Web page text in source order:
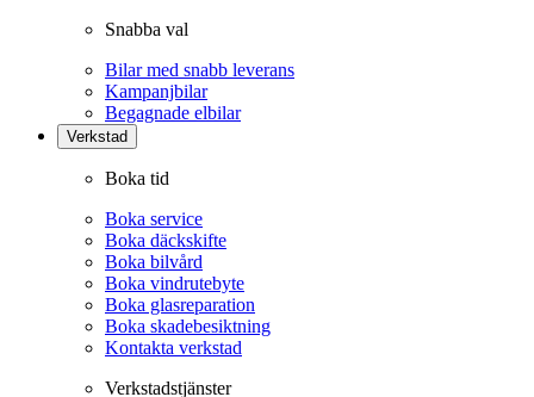
Snabba val
Bilar med snabb leverans
Kampanjbilar
Begagnade elbilar
Verkstad
Boka tid
Boka service
Boka däckskifte
Boka bilvård
Boka vindrutebyte
Boka glasreparation
Boka skadebesiktning
Kontakta verkstad
Verkstadstjänster